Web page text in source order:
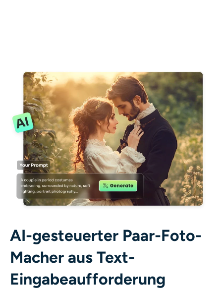
Frisuren-Wechsler
Kleiderbügel
KI-Baby
KI-Filter
Headshot-Generator Pro
KI-Headshot-Generator
Passfoto-Ersteller
Video-Werkzeuge
AI-gesteuerter Paar-Foto-
Macher aus Text-
Eingabeaufforderung